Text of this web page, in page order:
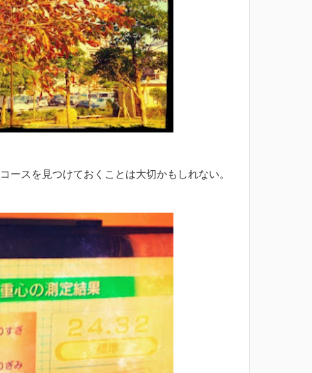
ースを見つけておくことは大切かもしれない。